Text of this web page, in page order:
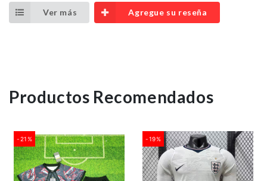
Ver más Agregue su reseña
Productos Recomendados
-21% -19%